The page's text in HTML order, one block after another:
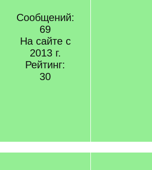
Сообщений:
69
На сайте с
2013 г.
Рейтинг:
30